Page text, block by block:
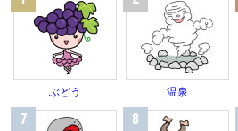
ぶどう 温泉
7 8